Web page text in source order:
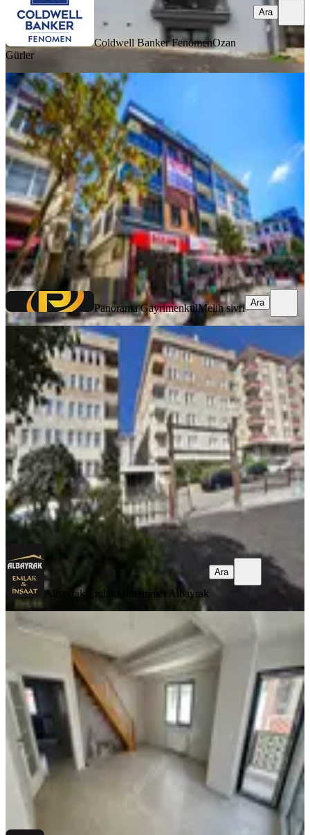
Coldwell Banker FenomenOzan
Gürler
Ara
YENİ
Ümraniye Çarşıda Çiftlik Sokak Sıfır
Lüx 4+1 Harika Dublex Daire
Ümraniye, Atatürk Mahallesi
4+1·170 m²·5. Kat·07.08.2026
16.250.000 ₺
Panorama Gayrimenkul Melih sivri
Ara
Panorama GayrimenkulMelih sivri Ara
Albayrak Emlak'tan Tatlısuda Önü
Açık Site İçi Geniş Ferah Daire
Ümraniye, Tatlısu Mahallesi
2+1
110 m²·2. Kat·07.08.2026
8.250.000 ₺
Albayrak EmlakMuhammet Albayrak
Ara
Albayrak Emlak Muhammet Albayrak
Ara
YENİ
Albayrak'tan ^tapu Masrafsız^ Sıfır
Ön Cephe 4+1 3 Wc'li Dubleks
Ümraniye, Armağanevler Mahallesi
4+1
180 m² 4. Kat ·
9.500.000 ₺
Albayrak Emlak